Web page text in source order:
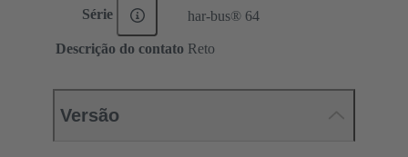
Série har-bus® 64
Descrição do contato Reto
Versão